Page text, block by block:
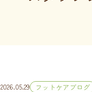
2026.05.29 フットケアブログ